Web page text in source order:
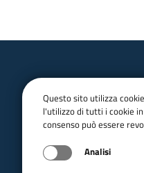
Questo sito utilizza
l'utilizzo di tutti i cookie
consenso può essere
Analisi